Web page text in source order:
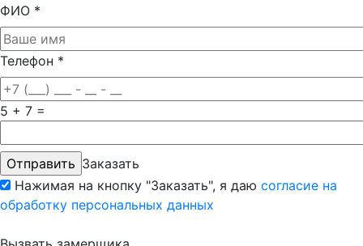
ФИО *
Телефон *
5 + 7 =
Заказать
Нажимая на кнопку "Заказать", я даю согласие на
обработку персональных данных